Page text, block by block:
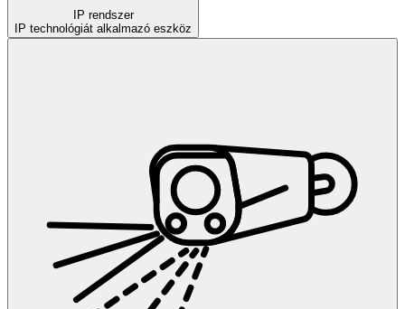
IP rendszer
IP technológiát alkalmazó eszköz